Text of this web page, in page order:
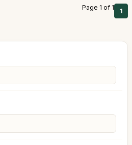
Page 1 of 1 1